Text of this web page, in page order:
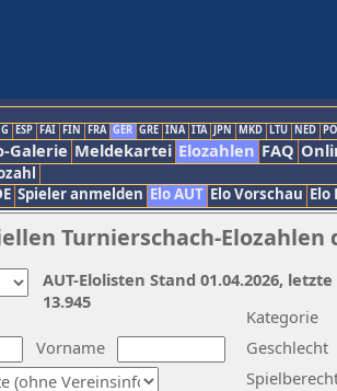
ESP FAI FIN FRA GER GRE INA ITA JPN MKD LTU NED
Galerie Meldekartei Elozahlen FAQ
Spieler anmelden Elo AUT Elo Vorschau Elo
Turnierschach-Elozahlen
Vorname
Kategorie
Geschlecht
AUT-Elolisten Stand 01.04.2026,
13.945